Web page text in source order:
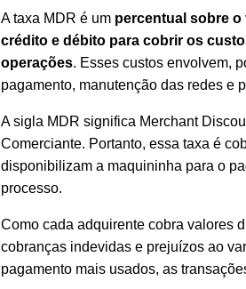
A taxa MDR é um percentual sobre
crédito e débito para cobrir os
operações. Esses custos envolvem,
pagamento, manutenção das redes e
A sigla MDR significa Merchant
Comerciante. Portanto, essa taxa é
disponibilizam a maquininha para o
processo.
Como cada adquirente cobra valores
cobranças indevidas e prejuízos ao
pagamento mais usados, as